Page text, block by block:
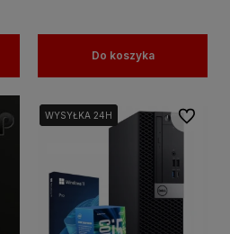
Do koszyka
WYSYŁKA 24H
WYSYŁKA 24H Do